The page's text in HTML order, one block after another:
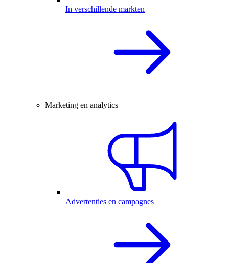
In verschillende markten
Marketing en analytics
Advertenties en campagnes